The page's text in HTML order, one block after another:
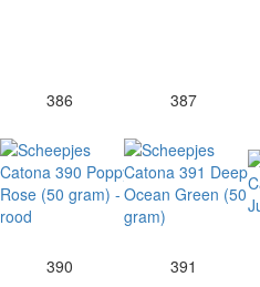
386 387
390 391